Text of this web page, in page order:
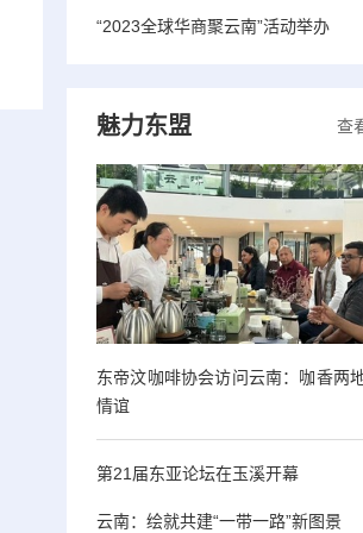
“2023全球华商聚云南”活动举办
查
魅力东盟
东帝汶咖啡协会访问云南：咖香两
情谊
第21届东亚论坛在玉溪开幕
云南：绘就共建“一带一路”新图景